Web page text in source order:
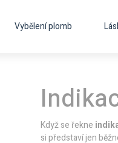
Vybělení plomb
Když se řekne
si představí jen